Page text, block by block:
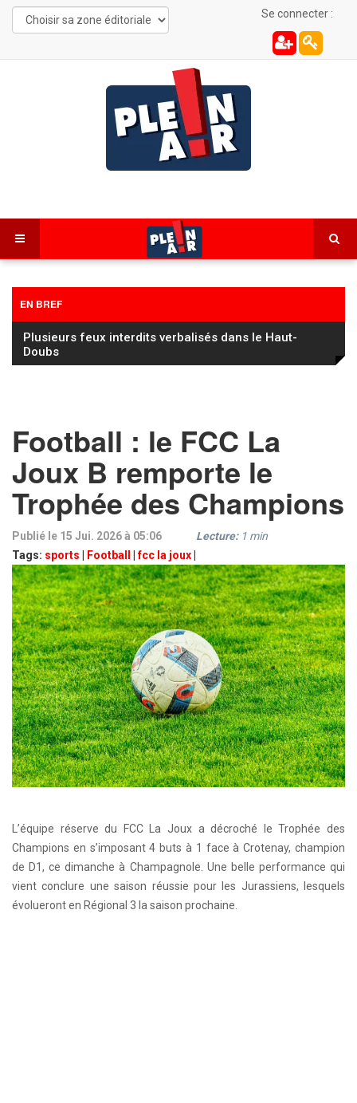
Se connecter :
EN BREF
Les Combes : une automobiliste de 22 ans
désincarcérée
Football : le FCC La
Joux B remporte le
Trophée des Champions
Publié le 15 Jui. 2026 à 05:06
Tags: sports Football |fcc la joux
Lecture: 1 min
L’équipe réserve du FCC La Joux a décroché le Trophée des
Champions en s’imposant 4 buts à 1 face à Crotenay, champion
de D1, ce dimanche à Champagnole. Une belle performance qui
vient conclure une saison réussie pour les Jurassiens, lesquels
évolueront en Régional 3 la saison prochaine.